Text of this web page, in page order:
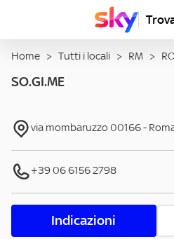
Home > Tutti i locali > RM >
SO.GI.ME
via mombaruzzo 00166-
+39 06 6156 2798
Indicazioni